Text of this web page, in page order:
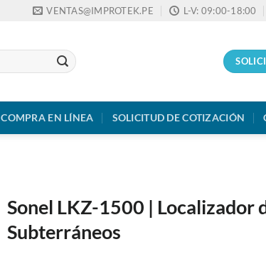
VENTAS@IMPROTEK.PE L-V: 09:00-18:00
COMPRA EN LÍNEA SOLICITUD DE COTIZACIÓN
Sonel LKZ-1500 | Localizador
Subterráneos